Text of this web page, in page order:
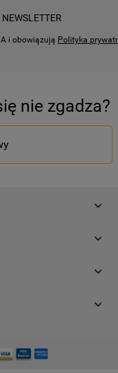
i obowiązują Polityka
nie zgadza?